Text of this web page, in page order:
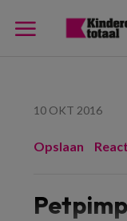
10 OKT 2016
Opslaan